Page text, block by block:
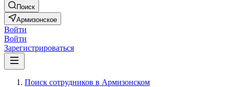
Поиск
Армизонское
Войти
Войти
Зарегистрироваться
Поиск сотрудников в Армизонском